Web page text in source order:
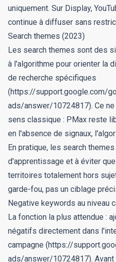
uniquement. Sur Display,
continue à diffuser sans
Search themes (2023)
Les search themes sont des
à l'algorithme pour orienter la
de recherche spécifiques
(https://support.google.com/
ads/answer/10724817). Ce
sens classique : PMax reste
en l'absence de signaux,
En pratique, les search
d'apprentissage et à éviter
territoires totalement hors
garde-fou, pas un ciblage
Negative keywords au niveau
La fonction la plus attendue :
négatifs directement dans
campagne (https://
ads/answer/10724817).